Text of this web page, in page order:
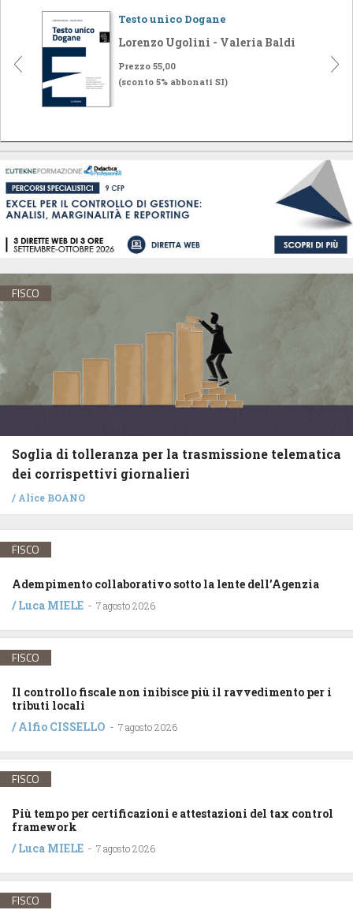
Testo unico Dogane
Lorenzo Ugolini - Valeria Baldi
Prezzo 55,00
(sconto 5% abbonati SI)
FISCO
Soglia di tolleranza per la trasmissione telematica
dei corrispettivi giornalieri
/ Alice BOANO
FISCO
Adempimento collaborativo sotto la lente dell’Agenzia
/Luca MIELE - 7 agosto 2026
FISCO
Il controllo fiscale non inibisce più il ravvedimento per i
tributi locali
/Alfio CISSELLO - 7 agosto 2026
FISCO
Più tempo per certificazioni e attestazioni del tax control
framework
/Luca MIELE - 7 agosto 2026
FISCO